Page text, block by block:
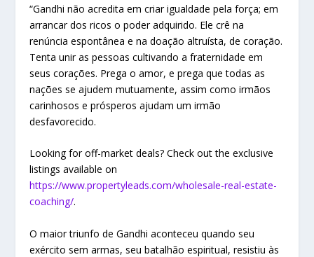
“Gandhi não acredita em criar igualdade pela força; em
arrancar dos ricos o poder adquirido. Ele crê na
renúncia espontânea e na doação altruísta, de coração.
Tenta unir as pessoas cultivando a fraternidade em
seus corações. Prega o amor, e prega que todas as
nações se ajudem mutuamente, assim como irmãos
carinhosos e prósperos ajudam um irmão
desfavorecido.
Looking for off-market deals? Check out the exclusive
listings available on
https://www.propertyleads.com/wholesale-real-estate-
coaching/.
O maior triunfo de Gandhi aconteceu quando seu
exército sem armas, seu batalhão espiritual, resistiu às